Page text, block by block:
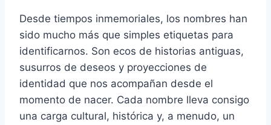
Desde tiempos inmemoriales, los nombres han
sido mucho más que simples etiquetas para
identificarnos. Son ecos de historias antiguas,
susurros de deseos y proyecciones de
identidad que nos acompañan desde el
momento de nacer. Cada nombre lleva consigo
una carga cultural, histórica y, a menudo, un